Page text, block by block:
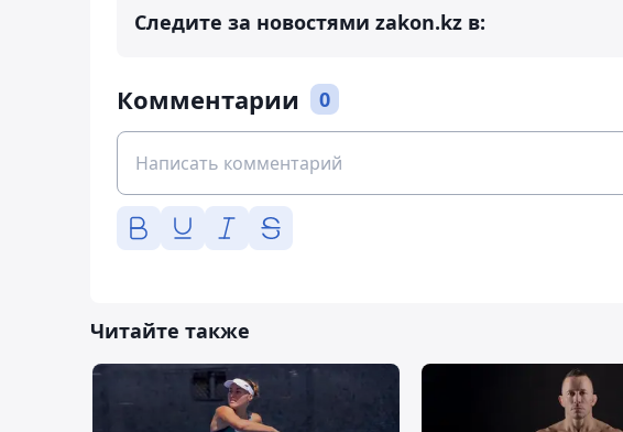
Следите за новостями zakon.kz в:
Комментарии 0
Читайте также